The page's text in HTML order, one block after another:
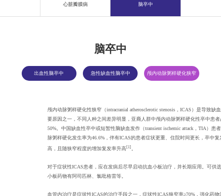
心脏瓣膜病 脑卒中
脑卒中
出血性脑卒中 急性缺血性脑卒中 颅内动脉粥样硬化狭窄
颅内动脉粥样硬化性狭窄（intracranial atherosclerotic stenosis，ICAS）是导致缺
要原因之一，不同人种之间差异明显，亚裔人群中颅内动脉粥样硬化性卒中患者
50%。中国缺血性卒中或短暂性脑缺血发作（transient ischemic attack，TIA）患
脉粥样硬化发生率为46.6%，伴有ICAS的患者症状更重、住院时间更长，卒中复
高，且随狭窄程度的增加复发率升高[1] 。
对于症状性ICAS患者，应在发病后尽早启动抗血小板治疗，并长期应用。可供
小板药物有阿司匹林、氯吡格雷等。
血管内治疗是症状性ICAS的治疗手段之一，症状性ICAS狭窄率≥70%，强化药物